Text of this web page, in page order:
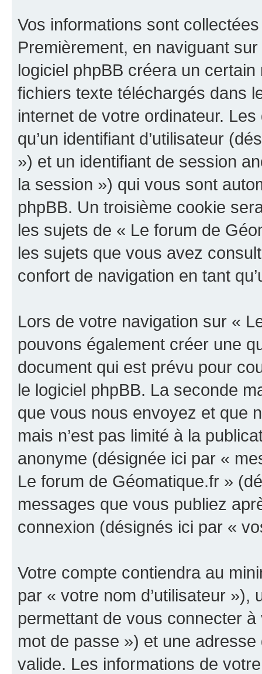
Vos informations sont
Premièrement, en naviguant
logiciel phpBB créera un
fichiers texte téléchargés dans
internet de votre ordinateur.
qu’un identifiant d’utilisateur
») et un identifiant de session
la session ») qui vous sont
phpBB. Un troisième cookie
les sujets de « Le forum de
les sujets que vous avez
confort de navigation en tant
Lors de votre navigation sur «
pouvons également créer une
document qui est prévu pour
le logiciel phpBB. La seconde
que vous nous envoyez et que
mais n’est pas limité à la
anonyme (désignée ici par «
Le forum de Géomatique.fr »
messages que vous publiez
connexion (désignés ici par «
Votre compte contiendra au
par « votre nom d’utilisateur
permettant de vous connecter
mot de passe ») et une
valide. Les informations de